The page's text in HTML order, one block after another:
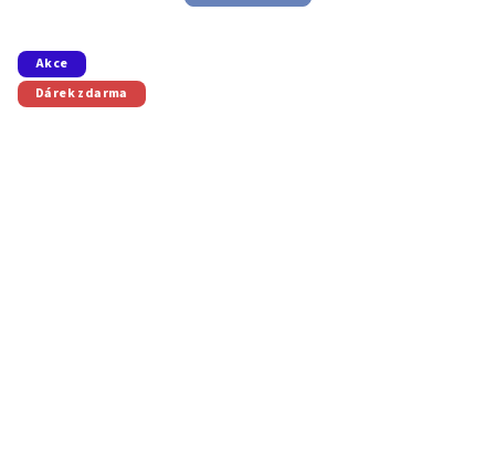
Akce
Dárek zdarma